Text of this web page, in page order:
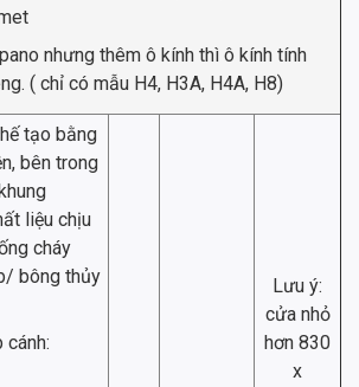
nhưng thêm ô kính thì ô kính tính
( chỉ có mẫu H4, H3A, H4A, H8)
tạo bằng
bên trong
liệu chịu
cháy
bông thủy
Lưu ý:
cửa nhỏ
hơn 830
x